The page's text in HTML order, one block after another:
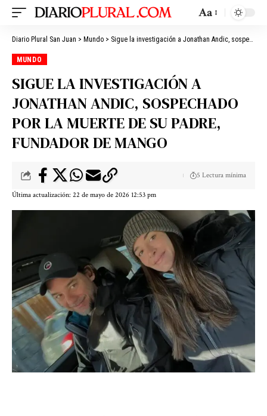
Aa
Diario Plural San Juan > Mundo > Sigue la investigación a Jonathan Andic, sospechado por la muerte de su padre, fundador de Mango
MUNDO
SIGUE LA INVESTIGACIÓN A
JONATHAN ANDIC, SOSPECHADO
POR LA MUERTE DE SU PADRE,
FUNDADOR DE MANGO
Última actualización: 22 de mayo de 2026 12:53 pm
5 Lectura mínima